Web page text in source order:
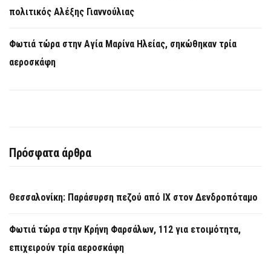
πολιτικός Αλέξης Γιαννούλιας
Φωτιά τώρα στην Aγία Μαρίνα Ηλείας, σηκώθηκαν τρία
αεροσκάφη
Πρόσφατα άρθρα
Θεσσαλονίκη: Παράσυρση πεζού από ΙΧ στον Δενδροπόταμο
Φωτιά τώρα στην Κρήνη Φαρσάλων, 112 για ετοιμότητα,
επιχειρούν τρία αεροσκάφη